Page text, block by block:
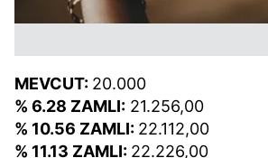
MEVCUT: 20.000
% 6.28 ZAMLI: 21.256,00
% 10.56 ZAMLI: 22.112,00
% 11.13 ZAMLI: 22.226,00